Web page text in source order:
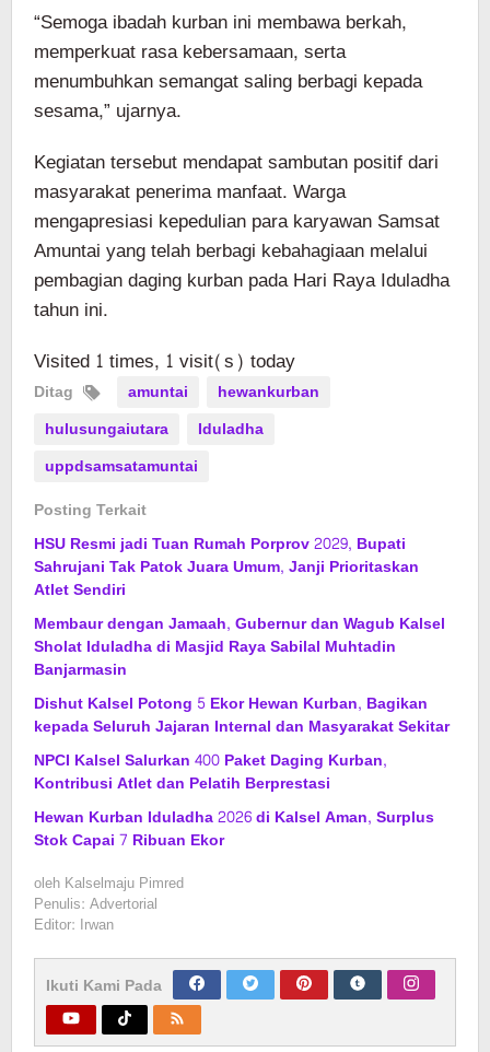
“Semoga ibadah kurban ini membawa berkah,
memperkuat rasa kebersamaan, serta
menumbuhkan semangat saling berbagi kepada
sesama,” ujarnya.
Kegiatan tersebut mendapat sambutan positif dari
masyarakat penerima manfaat. Warga
mengapresiasi kepedulian para karyawan Samsat
Amuntai yang telah berbagi kebahagiaan melalui
pembagian daging kurban pada Hari Raya Iduladha
tahun ini.
Visited 1 times, 1 visit(s) today
Ditag amuntai
hewankurban
hulusungaiutara
Iduladha
uppdsamsatamuntai
Posting Terkait
HSU Resmi jadi Tuan Rumah Porprov 2029, Bupati
Sahrujani Tak Patok Juara Umum, Janji Prioritaskan
Atlet Sendiri
Membaur dengan Jamaah, Gubernur dan Wagub Kalsel
Sholat Iduladha di Masjid Raya Sabilal Muhtadin
Banjarmasin
Dishut Kalsel Potong 5 Ekor Hewan Kurban, Bagikan
kepada Seluruh Jajaran Internal dan Masyarakat Sekitar
NPCI Kalsel Salurkan 400 Paket Daging Kurban,
Kontribusi Atlet dan Pelatih Berprestasi
Hewan Kurban Iduladha 2026 di Kalsel Aman, Surplus
Stok Capai 7 Ribuan Ekor
oleh Kalselmaju Pimred
Penulis: Advertorial
Editor: Irwan
Ikuti Kami Pada